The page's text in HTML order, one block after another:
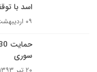
اسد با
۰۹ اردیبهشت ۱۳۹۴
سوری